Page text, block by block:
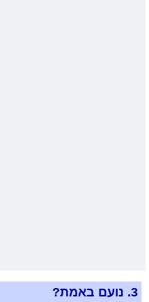
3. נועם באמת?